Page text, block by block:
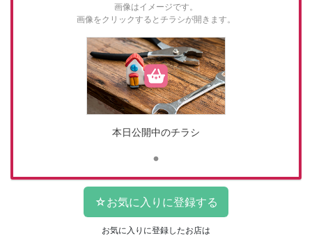
画像はイメージです。
画像をクリックするとチラシが開きます。
本日公開中のチラシ
お気に入りに登録したお店は